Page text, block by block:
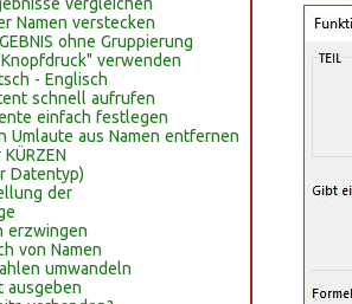
Namen verstecken
ohne Gruppierung
verwenden
- Englisch
schnell aufrufen
einfach festlegen
Umlaute aus Namen entfernen
Datentyp)
der
erzwingen
von Namen
umwandeln
ausgeben